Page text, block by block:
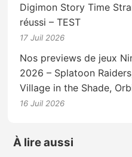
Digimon Story Time
réussi – TEST
17 Juil 2026
Nos previews de jeux
2026 – Splatoon
Village in the Shade,
16 Juil 2026
À lire aussi